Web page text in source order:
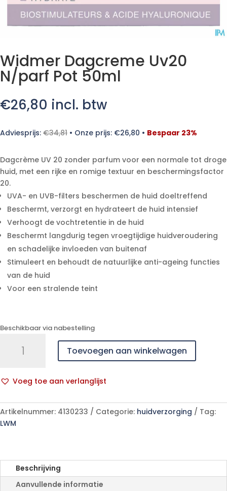
Widmer Dagcreme Uv20
N/parf Pot 50ml
€26,80 incl. btw
Adviesprijs: €34,81 • Onze prijs: €26,80 • Bespaar 23%
Dagcrème UV 20 zonder parfum voor een normale tot droge
huid, met een rijke en romige textuur en beschermingsfactor
20.
UVA- en UVB-filters beschermen de huid doeltreffend
Beschermt, verzorgt en hydrateert de huid intensief
Verhoogt de vochtretentie in de huid
Beschermt langdurig tegen vroegtijdige huidveroudering
en schadelijke invloeden van buitenaf
Stimuleert en behoudt de natuurlijke anti-ageing functies
van de huid
Voor een stralende teint
Beschikbaar via nabestelling
Dagcreme
Pot
aantal
Toevoegen aan winkelwagen
Voeg toe aan verlanglijst
l
t
e
a
t
Artikelnummer: 4130233 Categorie: huidverzorging
Tag:
LWM
Beschrijving
Aanvullende informatie